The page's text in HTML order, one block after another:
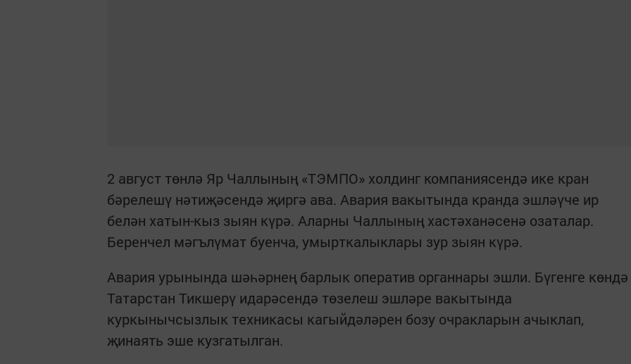
2 август төнлә Яр Чаллының «ТЭМПО» холдинг компаниясендә ике кран
бәрелешү нәтиҗәсендә җиргә ава. Авария вакытында кранда эшләүче ир
белән хатын-кыз зыян күрә. Аларны Чаллының хастәханәсенә озаталар.
Беренчел мәгълүмат буенча, умырткалыклары зур зыян күрә.
Авария урынында шәһәрнең барлык оператив органнары эшли. Бүгенге көндә
Татарстан Тикшерү идарәсендә төзелеш эшләре вакытында
куркынычсызлык техникасы кагыйдәләрен бозу очракларын ачыклап,
җинаять эше кузгатылган.